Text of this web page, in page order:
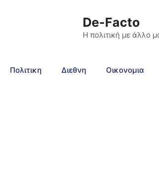
De-Facto
Η πολιτική με άλλο
Πολιτικη Διεθνη Οικονομια